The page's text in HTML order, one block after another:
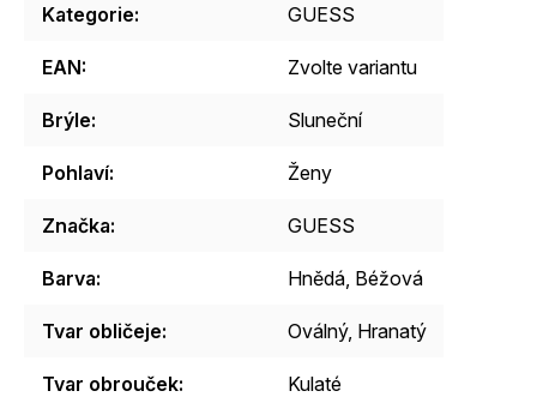
Kategorie: GUESS
EAN: Zvolte variantu
Brýle: Sluneční
Pohlaví: Ženy
Značka: GUESS
Barva: Hnědá Béžová
Tvar obličeje: Oválný, Hranatý
Tvar obrouček: Kulaté